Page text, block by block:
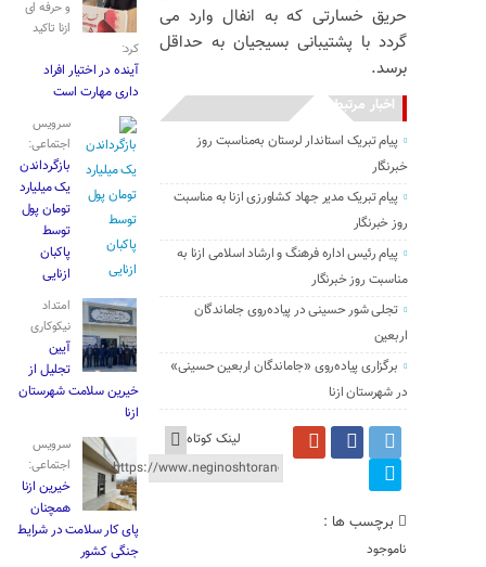
حریق خسارتی که به انفال وارد می
گردد با پشتیبانی بسیجیان به حداقل
برسد‌.
اخبار مرتبط
پیام تبریک استاندار لرستان به‌مناسبت روز
خبرنگار
پیام تبریک مدیر جهاد کشاورزی ازنا به مناسبت
روز خبرنگار
پیام رئیس اداره فرهنگ و ارشاد اسلامی ازنا به
مناسبت روز خبرنگار
تجلی شور حسینی در پیاده‌روی جاماندگان
اربعین
برگزاری پیاده‌روی «جاماندگان اربعین حسینی»
در شهرستان ازنا
لینک کوتاه
برچسب ها :
ناموجود
و حرفه ای
ازنا تاکید
کرد:
آینده در اختیار افراد
داری مهارت است
سرویس
اجتماعی:
بازگرداندن
یک میلیارد
تومان پول
توسط
پاکبان
ازنایی
امتداد
نیکوکاری
آیین
تجلیل از
خیرین سلامت شهرستان
ازنا
سرویس
اجتماعی:
خیرین ازنا
همچنان
پای کار سلامت در شرایط
جنگی کشور